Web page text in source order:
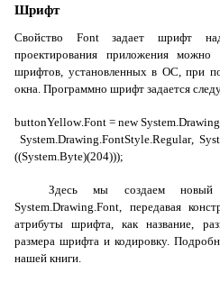
Шрифт
Свойство Fontзадает шрифт
проектирования приложения
шрифтов, установленных в ОС, при
окна. Программно шрифт задается
buttonYellow.Font = new System.Drawing
System.Drawing.FontStyle.Regular,
((System.Byte)(204)));
Здесь мы создаем
System.Drawing.Font, передавая
атрибуты шрифта, как название,
размера шрифта и кодировку.
нашей книги.